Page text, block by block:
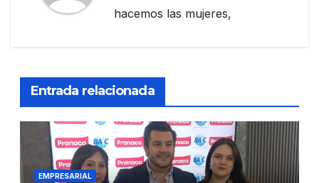
hacemos las mujeres,
Entrada relacionada
EMPRESARIAL